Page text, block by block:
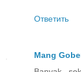
Ответить
Mang